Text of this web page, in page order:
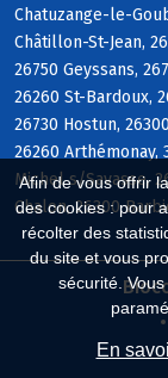
Afin de vous offrir
des cookies : pour
récolter des
du site et vous
sécurité.
En
Chatuzange-le-
Châtillon-St-Jean,
26750 Geyssans,
26260 St-Bardoux,
26730 Hostun,
26260 Arthémonay,
Michel s/Savasse,
Chalon, 26300